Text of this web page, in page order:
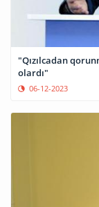
"Qızılcadan
olardı"
06-12-2023